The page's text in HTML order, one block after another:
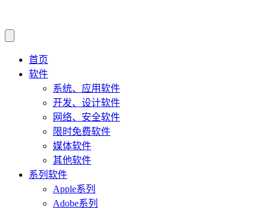
首页
软件
系统、应用软件
开发、设计软件
网络、安全软件
限时免费软件
媒体软件
其他软件
系列软件
Apple系列
Adobe系列